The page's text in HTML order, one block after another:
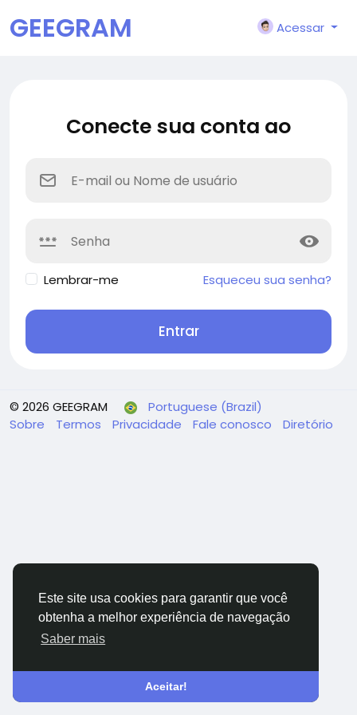
Este site usa cookies para garantir que você
obtenha a melhor experiência de navegação
Saber mais
Aceitar!
GEEGRAM Acessar
Conecte sua conta ao
Lembrar-me Esqueceu sua senha?
Entrar
© 2026 GEEGRAM
Portuguese (Brazil)
Sobre
Termos Privacidade Fale conosco Diretório